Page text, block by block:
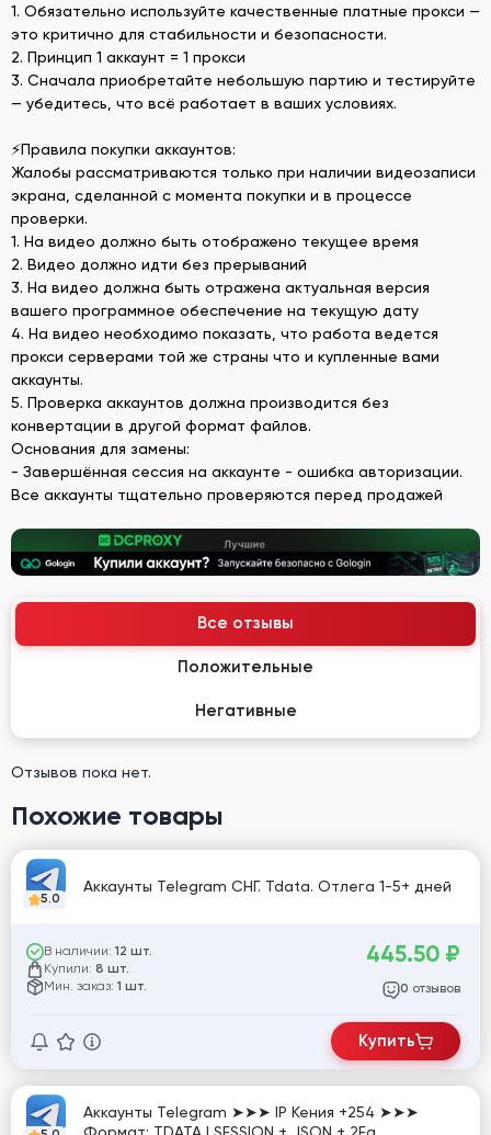
1. Обязательно используйте качественные платные прокси —
это критично для стабильности и безопасности.
2. Принцип 1 аккаунт = 1 прокси
3. Сначала приобретайте небольшую партию и тестируйте
— убедитесь, что всё работает в ваших условиях.
⚡Правила покупки аккаунтов:
Жалобы рассматриваются только при наличии видеозаписи
экрана, сделанной с момента покупки и в процессе
проверки.
1. На видео должно быть отображено текущее время
2. Видео должно идти без прерываний
3. На видео должна быть отражена актуальная версия
вашего программное обеспечение на текущую дату
4. На видео необходимо показать, что работа ведется
прокси серверами той же страны что и купленные вами
аккаунты.
5. Проверка аккаунтов должна производится без
конвертации в другой формат файлов.
Основания для замены:
- Завершённая сессия на аккаунте - ошибка авторизации.
Все аккаунты тщательно проверяются перед продажей
Все отзывы
Положительные
Негативные
Отзывов пока нет.
Похожие товары
5.0
Аккаунты Telegram СНГ. Tdata. Отлега 1-5+ дней
В наличии: 12 шт.
Купили: 8 шт.
Мин. заказ: 1 шт.
445.50 ₽
0 отзывов
Купить
Аккаунты Telegram ➤➤➤ IP Кения +254 ➤➤➤